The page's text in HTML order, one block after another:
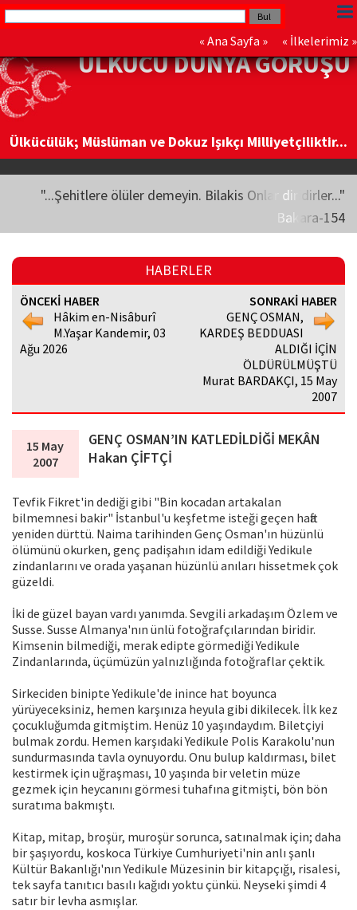
« Ana Sayfa » « İlkelerimiz »
ÜLKÜCÜ DÜNYA GÖRÜŞÜ
Ülkücülük; Müslüman ve Dokuz Işıkçı Milliyetçiliktir...
"...Şehitlere ölüler demeyin. Bilakis Onlar diridirler..."
Bakara-154
HABERLER
ÖNCEKİ HABER
Hâkim en-Nisâburî
M.Yaşar Kandemir, 03
Ağu 2026
SONRAKİ HABER
GENÇ OSMAN,
KARDEŞ BEDDUASI
ALDIĞI İÇİN
ÖLDÜRÜLMÜŞTÜ
Murat BARDAKÇI, 15 May
2007
15 May
2007
GENÇ OSMAN’IN KATLEDİLDİĞİ MEKÂN
Hakan ÇİFTÇİ
Tevfik Fikret'in dediği gibi "Bin kocadan artakalan
bilmemnesi bakir" İstanbul'u keşfetme isteği geçen hafta
yeniden dürttü. Naima tarihinden Genç Osman'ın hüzünlü
ölümünü okurken, genç padişahın idam edildiği Yedikule
zindanlarını ve orada yaşanan hüzünlü anıları hissetmek çok
güzeldi.
İki de güzel bayan vardı yanımda. Sevgili arkadaşım Özlem ve
Susse. Susse Almanya'nın ünlü fotoğrafçılarından biridir.
Kimsenin bilmediği, merak edipte görmediği Yedikule
Zindanlarında, üçümüzün yalnızlığında fotoğraflar çektik.
Sirkeciden binipte Yedikule'de inince hat boyunca
yürüyeceksiniz, hemen karşınıza heyula gibi dikilecek. İlk kez
çocukluğumda gitmiştim. Henüz 10 yaşındaydım. Biletçiyi
bulmak zordu. Hemen karşıdaki Yedikule Polis Karakolu'nun
sundurmasında tavla oynuyordu. Onu bulup kaldırması, bilet
kestirmek için uğraşması, 10 yaşında bir veletin müze
gezmek için heycanını görmesi tuhafına gitmişti, bön bön
suratıma bakmıştı.
Kitap, mitap, broşür, muroşür sorunca, satınalmak için; daha
bir şaşıyordu, koskoca Türkiye Cumhuriyeti'nin anlı şanlı
Kültür Bakanlığı'nın Yedikule Müzesinin bir kitapçığı, risalesi,
tek sayfa tanıtıcı basılı kağıdı yoktu çünkü. Neyseki şimdi 4
satır bir levha asmışlar.